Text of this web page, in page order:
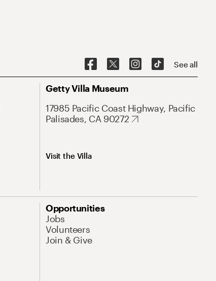
See all
Getty Villa Museum
17985 Pacific Coast Highway, Pacific
Palisades, CA 90272
Visit the Villa
Opportunities
Jobs
Volunteers
Join & Give